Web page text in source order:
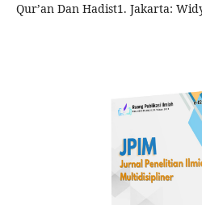
Qur’an Dan Hadist1. Jakarta: